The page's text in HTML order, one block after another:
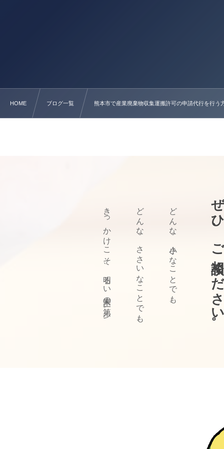
HOME ブログ一覧 熊本市で産業廃棄物収集運搬許可の申請代行を行う
ぜひ、ご相
どんな、小さなことでも、
どんな、ささいなことでも、
きっかけこそ、明るい未来の第一歩。